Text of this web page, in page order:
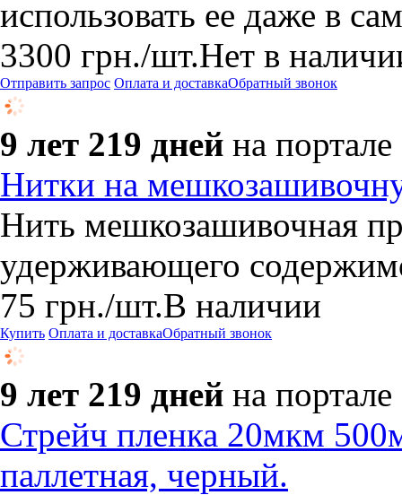
использовать ее даже в
3300 грн./шт.Нет в
Отправить запрос Оплата и доставкаОбратный звонок
9 лет 219 дней на портале
Нитки на
Нить мешкозашивочная
удерживающего
75 грн./шт.В наличии
Купить Оплата и доставкаОбратный звонок
9 лет 219 дней на портале
Стрейч пленка 20мкм
паллетная, черный.